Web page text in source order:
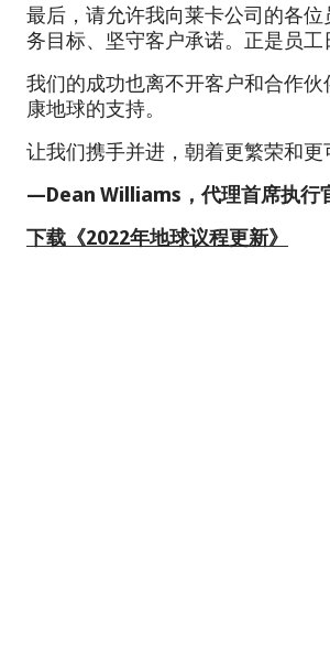
最后，请允许我向莱卡公司的各
务目标、坚守客户承诺。正是员工
我们的成功也离不开客户和合作
康地球的支持。
让我们携手并进，朝着更繁荣和更
—Dean Williams，代理首席执行
下载《2022年地球议程更新》